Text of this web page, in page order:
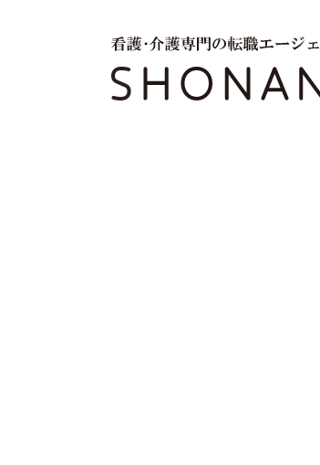
SHONAN+（湘南プラ